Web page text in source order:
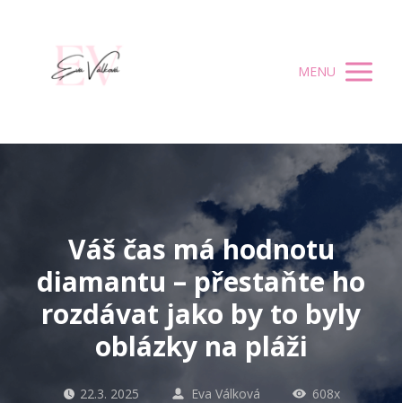
MENU
Váš čas má hodnotu
diamantu – přestaňte ho
rozdávat jako by to byly
oblázky na pláži
22.3. 2025 Eva Válková
608x